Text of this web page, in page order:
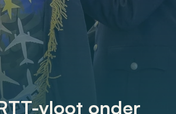
vloot onder